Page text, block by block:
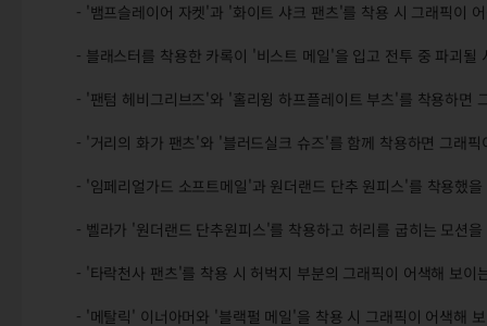
- '뱀프슬레이어 자켓'과 '화이트 샤크 팬츠'를 착용 시 그래픽이
- 블래스터를 착용한 카록이 '비스트 메일'을 입고 전투 중 파괴
- '팬텀 헤비그리브즈'와 '홀리윙 하프플레이트 부츠'를 착용하면
- '거리의 화가 팬츠'와 '블러드실크 슈즈'를 함께 착용하면 그래
- '임페리얼가드 소프트메일'과 원더랜드 단추 원피스'를 착용했
- 벨라가 '원더랜드 단추원피스'를 착용하고 허리를 굽히는 모션
- '타락천사 팬츠'를 착용 시 허벅지 부분의 그래픽이 어색해 보이
- '메탈릭' 이너아머와 '블랙펄 메일'을 착용 시 그래픽이 어색해